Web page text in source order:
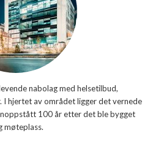
nabolag med helsetilbud,
I hjertet av området ligger det vernede
100 år etter det ble bygget
møteplass.